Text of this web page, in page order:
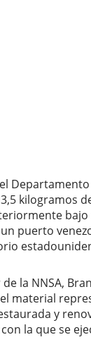
kilogramos
puerto
la NNSA,
material
y
la que se